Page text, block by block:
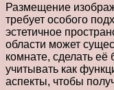
Размещение
требует особого
эстетичное
области может
комнате, сделать
учитывать как
аспекты, чтобы